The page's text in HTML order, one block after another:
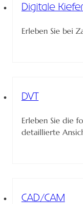
Digitale
Erleben Sie bei
DVT
Erleben Sie die
detaillierte
CAD/CAM